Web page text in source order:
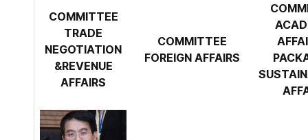
COMMITTEE
TRADE
NEGOTIATION
&REVENUE
AFFAIRS
COMMITTEE
FOREIGN AFFAIRS